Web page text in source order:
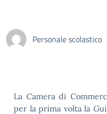
Personale scolastico
La Camera di
per la prima volta la